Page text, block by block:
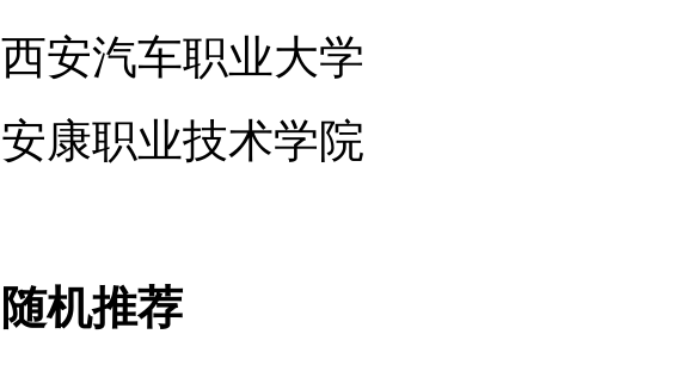
西安汽车职业大学
安康职业技术学院
随机推荐